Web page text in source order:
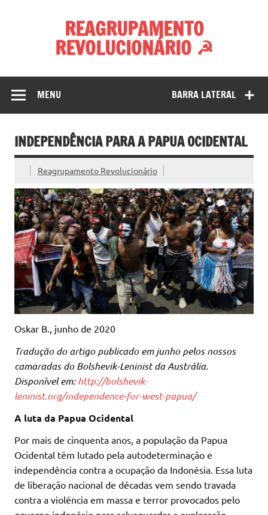
REAGRUPAMENTO
REVOLUCIONÁRIO ☭
BARRA LATERAL
MENU
INDEPENDÊNCIA PARA A PAPUA OCIDENTAL
Reagrupamento Revolucionário
Oskar B., junho de 2020
Tradução do artigo publicado em junho pelos nossos
camaradas do Bolshevik-Leninist da Austrália.
Disponível em:http://bolshevik-
leninist.org/independence-for-west-papua/
A luta da Papua Ocidental
Por mais de cinquenta anos, a população da Papua
Ocidental têm lutado pela autodeterminação e
independência contra a ocupação da Indonésia. Essa luta
de liberação nacional de décadas vem sendo travada
contra a violência em massa e terror provocados pelo